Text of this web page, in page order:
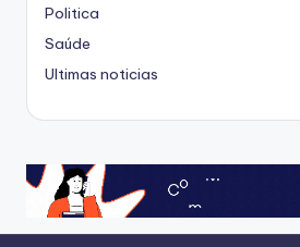
Politica
Saúde
Ultimas noticias